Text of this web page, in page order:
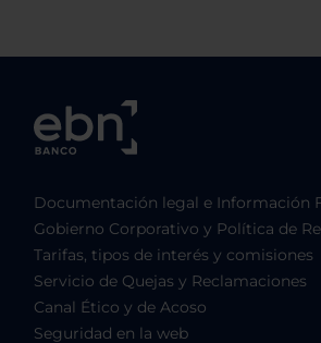
Documentación legal e Información
Gobierno Corporativo y Política de
Tarifas, tipos de interés y comisiones
Servicio de Quejas y Reclamaciones
Canal Ético y de Acoso
Seguridad en la web